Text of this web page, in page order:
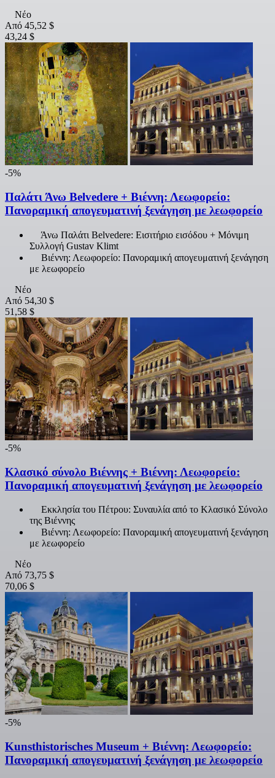
Νέο
Από 45,52 $
43,24 $
-5%
Παλάτι Άνω Belvedere + Βιέννη: Λεωφορείο:
Πανοραμική απογευματινή ξενάγηση με λεωφορείο
Άνω Παλάτι Belvedere: Εισιτήριο εισόδου + Μόνιμη
Συλλογή Gustav Klimt
Βιέννη: Λεωφορείο: Πανοραμική απογευματινή ξενάγηση
με λεωφορείο
Νέο
Από 54,30 $
51,58 $
-5%
Κλασικό σύνολο Βιέννης + Βιέννη: Λεωφορείο:
Πανοραμική απογευματινή ξενάγηση με λεωφορείο
Εκκλησία του Πέτρου: Συναυλία από το Κλασικό Σύνολο
της Βιέννης
Βιέννη: Λεωφορείο: Πανοραμική απογευματινή ξενάγηση
με λεωφορείο
Νέο
Από 73,75 $
70,06 $
-5%
Kunsthistorisches Museum + Βιέννη: Λεωφορείο:
Πανοραμική απογευματινή ξενάγηση με λεωφορείο